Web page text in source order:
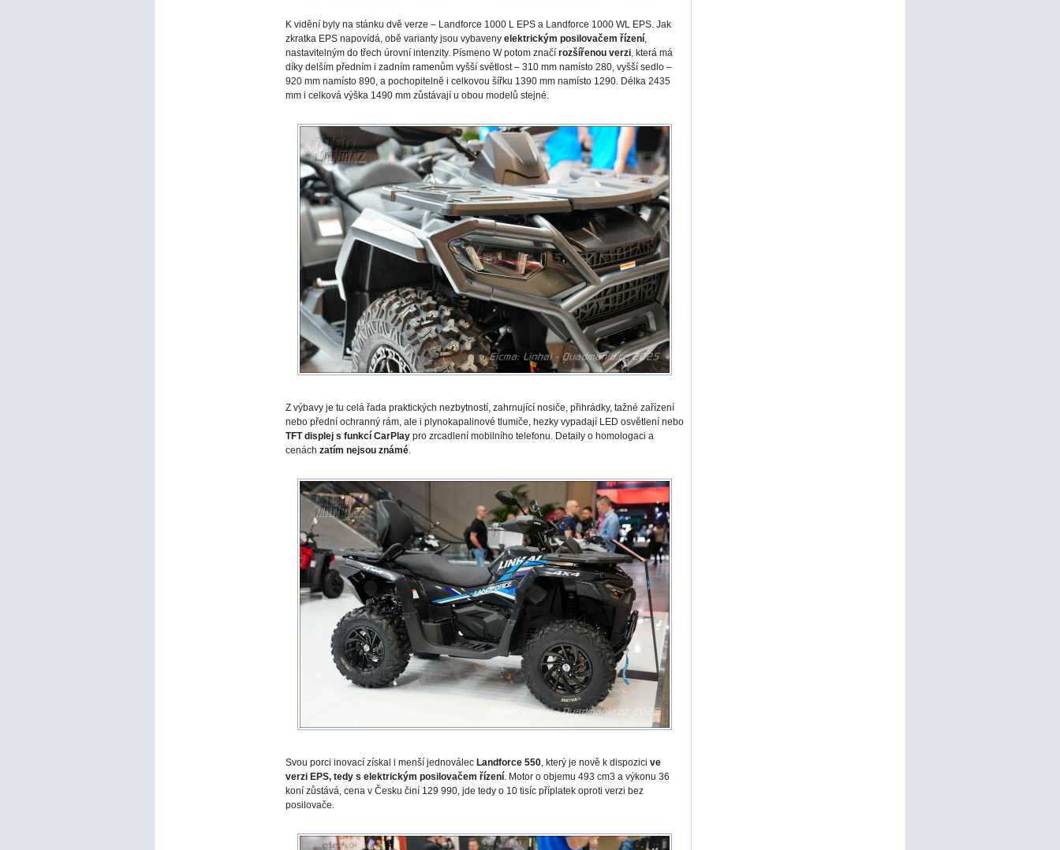
K vidění byly na stánku dvě verze – Landforce 1000 L EPS a Landforce 1000 WL EPS. Jak
zkratka EPS napovídá, obě varianty jsou vybaveny elektrickým posilovačem řízení,
nastavitelným do třech úrovní intenzity. Písmeno W potom značí rozšířenou verzi, která má
díky delším předním i zadním ramenům vyšší světlost – 310 mm namísto 280, vyšší sedlo –
920 mm namísto 890, a pochopitelně i celkovou šířku 1390 mm namísto 1290. Délka 2435
mm i celková výška 1490 mm zůstávají u obou modelů stejné.
Z výbavy je tu celá řada praktických nezbytností, zahrnující nosiče, přihrádky, tažné zařízení
nebo přední ochranný rám, ale i plynokapalinové tlumiče, hezky vypadají LED osvětlení nebo
TFT displej s funkcí CarPlay pro zrcadlení mobilního telefonu. Detaily o homologaci a
cenách zatím nejsou známé.
Svou porci inovací získal i menší jednoválec Landforce 550, který je nově k dispozici ve
verzi EPS, tedy s elektrickým posilovačem řízení. Motor o objemu 493 cm3 a výkonu 36
koní zůstává, cena v Česku činí 129 990, jde tedy o 10 tisíc příplatek oproti verzi bez
posilovače.